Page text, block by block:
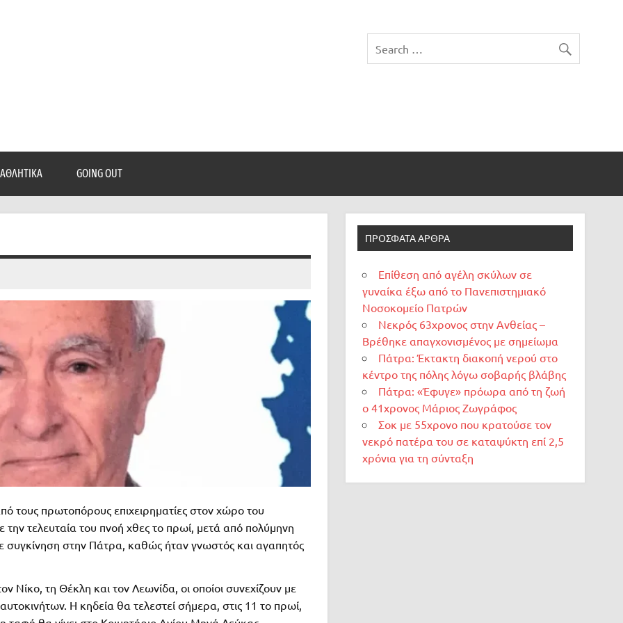
ΑΘΛΗΤΙΚΆ GOING OUT
τους πρωτοπόρους επιχειρηµατίες στον χώρο του
τελευταία του πνοή χθες το πρωί, µετά από πολύµηνη
στην Πάτρα, καθώς ήταν γνωστός και αγαπητός
Νίκο, τη Θέκλη και τον Λεωνίδα, οι οποίοι συνεχίζουν µε
Η κηδεία θα τελεστεί σήµερα, στις 11 το πρωί,
ΠΡΌΣΦΑΤΑ ΆΡΘΡΑ
Επίθεση από αγέλη σκύλων σε
γυναίκα έξω από το Πανεπιστημιακό
Νοσοκομείο Πατρών
Νεκρός 63χρονος στην Ανθείας –
Βρέθηκε απαγχονισμένος με σημείωμα
Πάτρα: Έκτακτη διακοπή νερού στο
κέντρο της πόλης λόγω σοβαρής βλάβης
Πάτρα: «Έφυγε» πρόωρα από τη ζωή
ο 41χρονος Μάριος Ζωγράφος
Σοκ με 55χρονο που κρατούσε τον
νεκρό πατέρα του σε καταψύκτη επί 2,5
χρόνια για τη σύνταξη